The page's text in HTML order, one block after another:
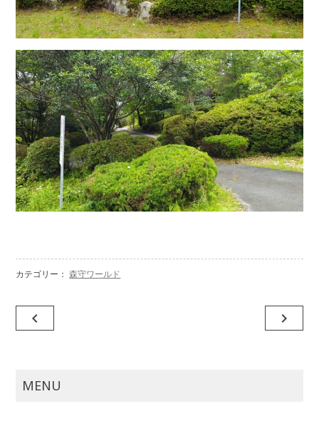
カテゴリー：森守ワールド
投
稿
ビ
navigate_before navigate_next
MENU